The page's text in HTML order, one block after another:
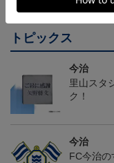
トピックス
今治
里山スタ
ク！
今治
FC今治